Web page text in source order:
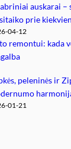
auskarai –
prie
04-12
remontui: kada
peleninės ir
01-21